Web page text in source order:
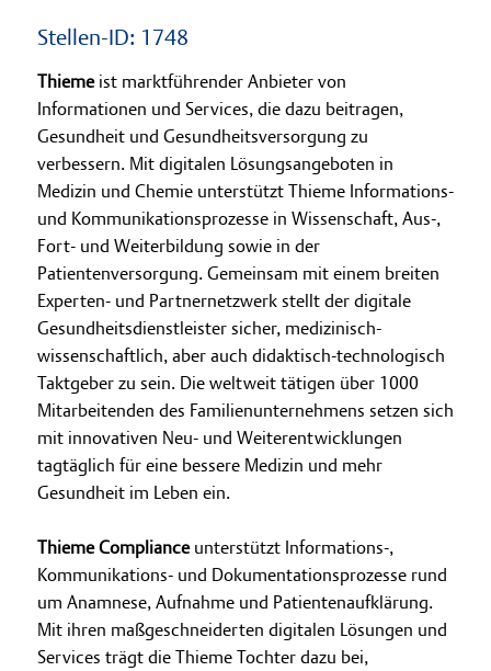
Stellen-ID: 1748
Thiemeist marktführender Anbieter von
Informationen und Services, die dazu beitragen,
Gesundheit und Gesundheitsversorgung zu
verbessern. Mit digitalen Lösungsangeboten in
Medizin und Chemie unterstützt Thieme Informations-
und Kommunikationsprozesse in Wissenschaft, Aus-,
Fort- und Weiterbildung sowie in der
Patientenversorgung. Gemeinsam mit einem breiten
Experten- und Partnernetzwerk stellt der digitale
Gesundheitsdienstleister sicher, medizinisch-
wissenschaftlich, aber auch didaktisch-technologisch
Taktgeber zu sein. Die weltweit tätigen über 1000
Mitarbeitenden des Familienunternehmens setzen sich
mit innovativen Neu- und Weiterentwicklungen
tagtäglich für eine bessere Medizin und mehr
Gesundheit im Leben ein.
Thieme Complianceunterstützt Informations-,
Kommunikations- und Dokumentationsprozesse rund
um Anamnese, Aufnahme und Patientenaufklärung.
Mit ihren maßgeschneiderten digitalen Lösungen und
Services trägt die Thieme Tochter dazu bei,